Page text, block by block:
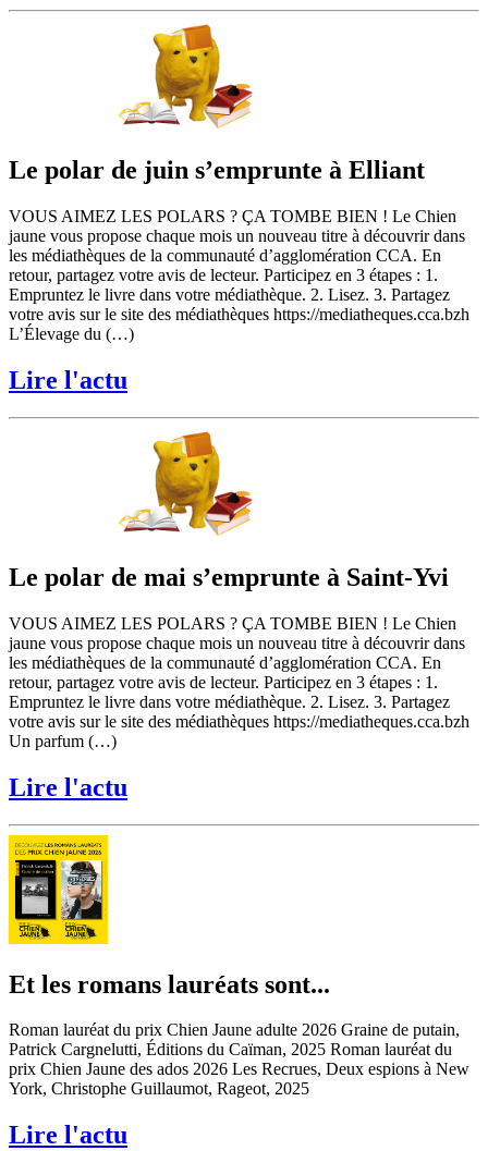
Le polar de juin s’emprunte à Elliant
VOUS AIMEZ LES POLARS ? ÇA TOMBE BIEN ! Le Chien
jaune vous propose chaque mois un nouveau titre à découvrir dans
les médiathèques de la communauté d’agglomération CCA. En
retour, partagez votre avis de lecteur. Participez en 3 étapes : 1.
Empruntez le livre dans votre médiathèque. 2. Lisez. 3. Partagez
votre avis sur le site des médiathèques https://mediatheques.cca.bzh
L’Élevage du (…)
Lire l'actu
Le polar de mai s’emprunte à Saint-Yvi
VOUS AIMEZ LES POLARS ? ÇA TOMBE BIEN ! Le Chien
jaune vous propose chaque mois un nouveau titre à découvrir dans
les médiathèques de la communauté d’agglomération CCA. En
retour, partagez votre avis de lecteur. Participez en 3 étapes : 1.
Empruntez le livre dans votre médiathèque. 2. Lisez. 3. Partagez
votre avis sur le site des médiathèques https://mediatheques.cca.bzh
Un parfum (…)
Lire l'actu
Et les romans lauréats sont...
Roman lauréat du prix Chien Jaune adulte 2026 Graine de putain,
Patrick Cargnelutti, Éditions du Caïman, 2025 Roman lauréat du
prix Chien Jaune des ados 2026 Les Recrues, Deux espions à New
York, Christophe Guillaumot, Rageot, 2025
Lire l'actu